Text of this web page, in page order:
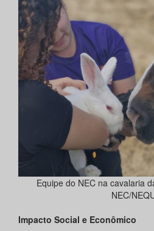
Equipe do NEC na cavalaria
NEC/
Impacto Social e Econômico